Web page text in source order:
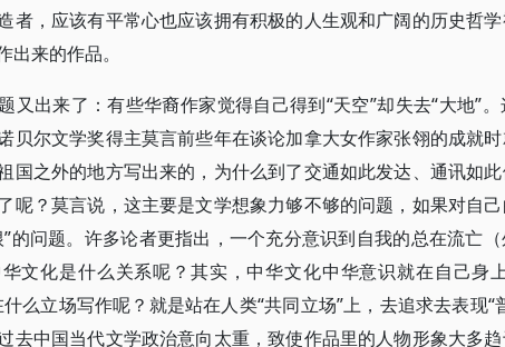
者，应该有平常心也应该拥有积极的人生观和广阔的历史哲
来的作品。
又出来了：有些华裔作家觉得自己得到“天空”却失去“大地”
贝尔文学奖得主莫言前些年在谈论加拿大女作家张翎的成就
国之外的地方写出来的，为什么到了交通如此发达、通讯如
呢？莫言说，这主要是文学想象力够不够的问题，如果对自
的问题。许多论者更指出，一个充分意识到自我的总在流亡
文化是什么关系呢？其实，中华文化中华意识就在自己
么立场写作呢？就是站在人类“共同立场”上，去追求去表现“
去中国当代文学政治意向太重，致使作品里的人物形象大多